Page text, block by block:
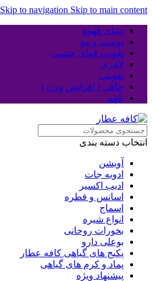
Skip to navigation Skip to main content
دنیای قهوه
پوست و مو
تقویت قوای جنسی
لاغری
تقویتی
چاقی ( افزایش وزن )
بلغم
انتخاب دسته بندی
آویشن
ادویه جات
ادیب اکسیر
اسانس و قطره
اسماج
انواع شیره
بخورات روحانی
بوعلی دارو
پکیج های گیاهی کافه عطار
پماد و کرم های گیاهی
پیشنهاد ویژه